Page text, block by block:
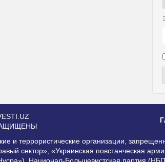
и террористические организации,
сектор», «Украинская повстанческая
Национал-Большевистская партия